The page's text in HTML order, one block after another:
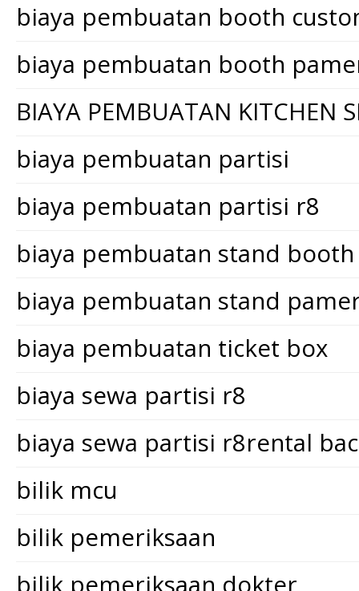
biaya pembuatan booth
biaya pembuatan booth
BIAYA PEMBUATAN KITCHEN
biaya pembuatan partisi
biaya pembuatan partisi r8
biaya pembuatan stand booth
biaya pembuatan stand
biaya pembuatan ticket box
biaya sewa partisi r8
biaya sewa partisi r8rental
bilik mcu
bilik pemeriksaan